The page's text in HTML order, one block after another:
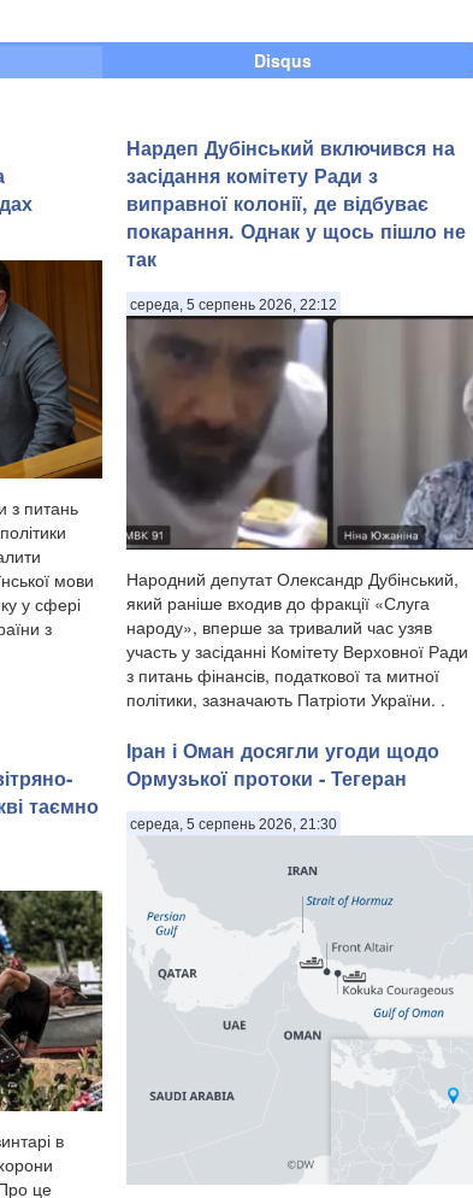
Disqus
з питань
мови
у сфері
з
Нардеп Дубінський включився на
засідання комітету Ради з
виправної колонії, де відбуває
покарання. Однак у щось пішло не
так
середа, 5 серпень 2026, 22:12
Народний депутат Олександр Дубінський,
який раніше входив до фракції «Слуга
народу», вперше за тривалий час узяв
участь у засіданні Комітету Верховної Ради
з питань фінансів, податкової та митної
політики, зазначають Патріоти України. .
таємно
в
це
Іран і Оман досягли угоди щодо
Ормузької протоки - Тегеран
середа, 5 серпень 2026, 21:30